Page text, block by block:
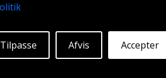
Accepter
Afvis
Tilpasse